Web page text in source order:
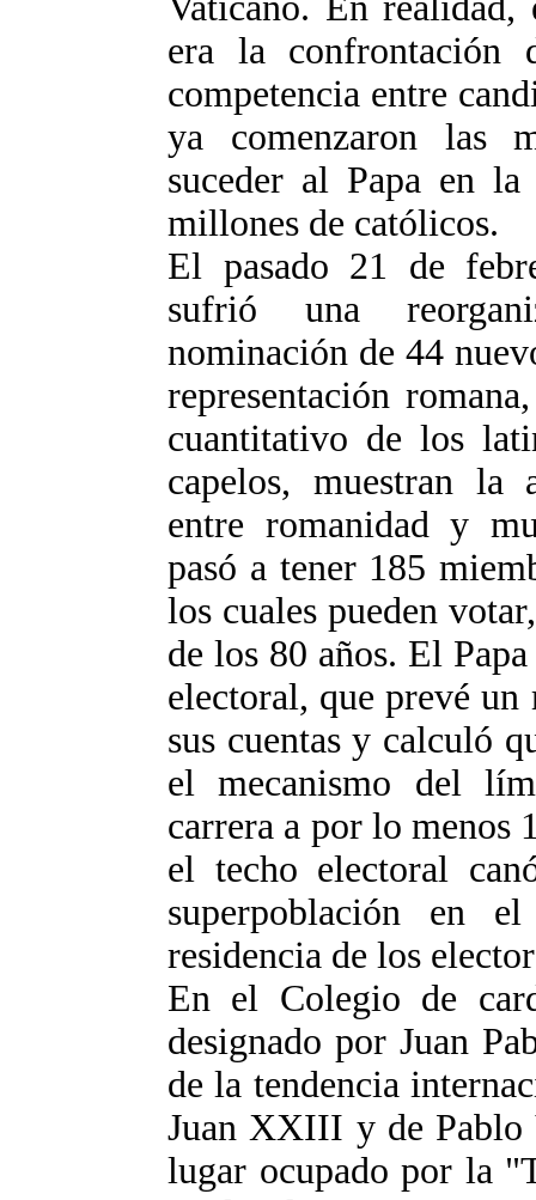
era la confrontación
competencia entre
ya comenzaron las
suceder al Papa en
millones de católicos.
El pasado 21 de
sufrió una
nominación de 44
representación
cuantitativo de los
capelos, muestran la
entre romanidad y
pasó a tener 185
los cuales pueden
de los 80 años. El
electoral, que prevé
sus cuentas y calculó
el mecanismo del
carrera a por lo menos
el techo electoral
superpoblación en
residencia de los
En el Colegio de
designado por Juan
de la tendencia
Juan XXIII y de Pablo
lugar ocupado por la